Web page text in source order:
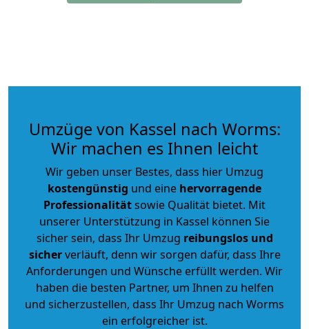
Umzüge von Kassel nach Worms:
Wir machen es Ihnen leicht
Wir geben unser Bestes, dass hier Umzug
kostengünstig und eine hervorragende
Professionalitätsowie Qualität bietet. Mit
unserer Unterstützung in Kassel können Sie
sicher sein, dass Ihr Umzug reibungslos und
sicherverläuft, denn wir sorgen dafür, dass Ihre
Anforderungen und Wünsche erfüllt werden. Wir
haben die besten Partner, um Ihnen zu helfen
und sicherzustellen, dass Ihr Umzug nach Worms
ein erfolgreicher ist.